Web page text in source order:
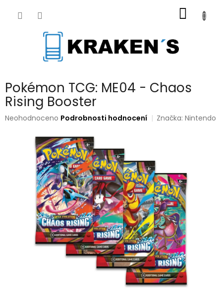
KOŠÍK
Pokémon TCG: ME04 - Chaos
Rising Booster
Průměrné
produktu
hvězdiček.
Neohodnoceno Podrobnosti hodnocení Značka:Nintendo